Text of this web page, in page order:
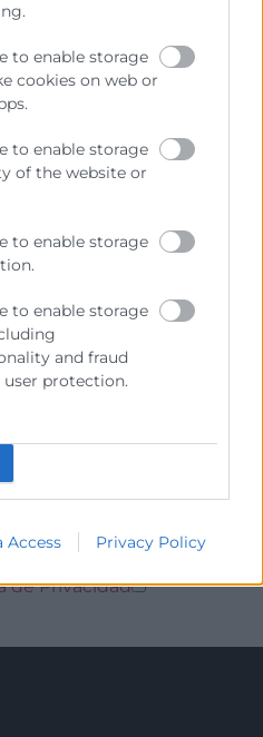
to enable storage
cookies on web or
to enable storage
of the website or
to enable storage
to enable storage
and fraud
protection.
Access Privacy Policy
937
de Privacidad